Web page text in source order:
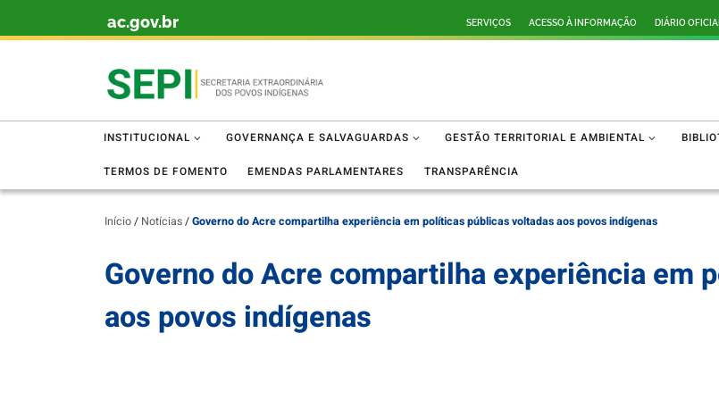
ac.gov.br SERVIÇOS ACESSO À INFORMAÇÃO DIÁRIO OFICIAL
INSTITUCIONAL GOVERNANÇA E SALVAGUARDAS GESTÃO TERRITORIAL E AMBIENTAL
TERMOS DE FOMENTO EMENDAS PARLAMENTARES TRANSPARÊNCIA
Início/ Notícias/Governo do Acre compartilha experiência em políticas públicas voltadas aos povos indígenas
Governo do Acre compartilha experiência em
aos povos indígenas